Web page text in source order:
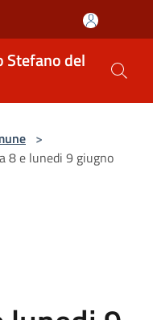
Stefano del
>
8 e lunedi 9 giugno